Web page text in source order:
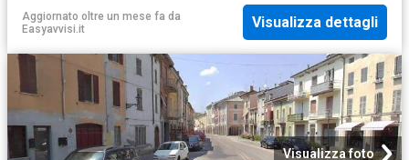
Aggiornato oltre un mese fa da
Easyavvisi.it
Visualizza dettagli
Visualizza foto